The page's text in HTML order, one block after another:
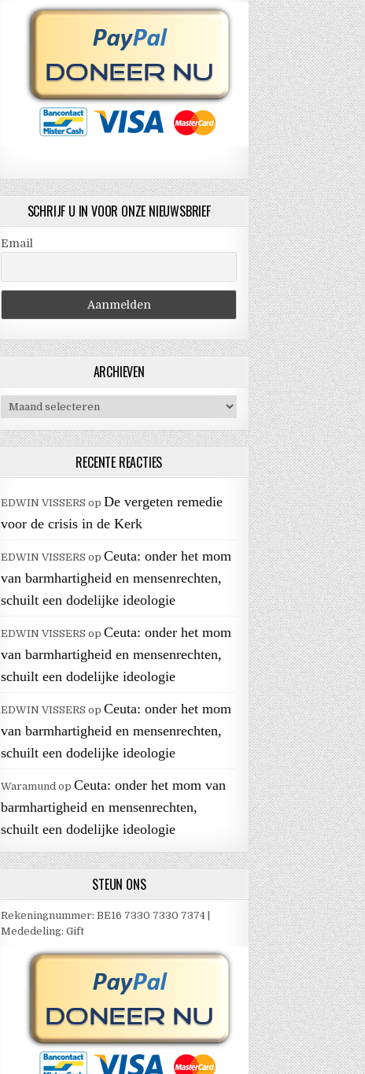
SCHRIJF U IN VOOR ONZE NIEUWSBRIEF
Email
ARCHIEVEN
Archieven
RECENTE REACTIES
EDWIN VISSERS opDe vergeten remedie
voor de crisis in de Kerk
EDWIN VISSERS opCeuta: onder het mom
van barmhartigheid en mensenrechten,
schuilt een dodelijke ideologie
EDWIN VISSERS opCeuta: onder het mom
van barmhartigheid en mensenrechten,
schuilt een dodelijke ideologie
EDWIN VISSERS opCeuta: onder het mom
van barmhartigheid en mensenrechten,
schuilt een dodelijke ideologie
Waramund opCeuta: onder het mom van
barmhartigheid en mensenrechten,
schuilt een dodelijke ideologie
STEUN ONS
Rekeningnummer: BE16 7330 7330 7374 |
Mededeling: Gift